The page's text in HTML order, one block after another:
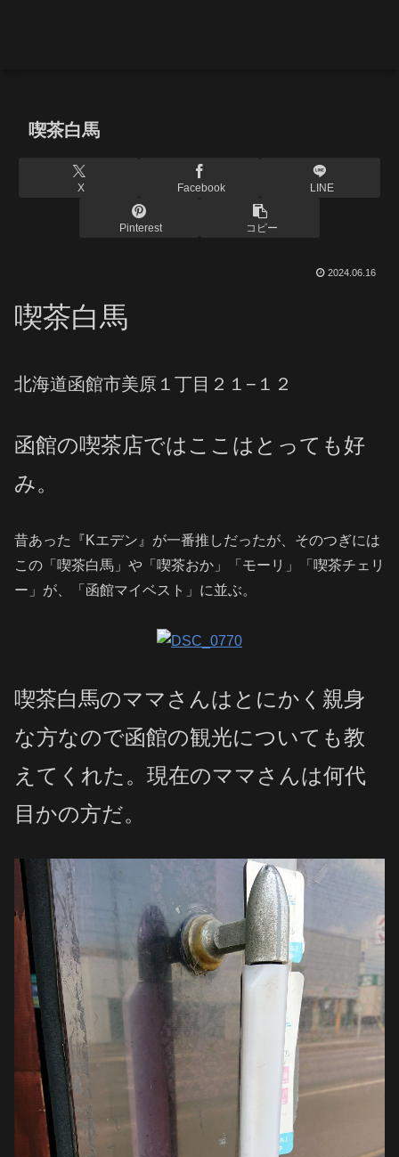
喫茶白馬
X Facebook LINE
Pinterest コピー
2024.06.16
喫茶白馬
北海道函館市美原１丁目２１−１２
函館の喫茶店ではここはとっても好
み。
昔あった『Kエデン』が一番推しだったが、そのつぎには
この「喫茶白馬」や「喫茶おか」「モーリ」「喫茶チェリ
ー」が、「函館マイベスト」に並ぶ。
喫茶白馬のママさんはとにかく親身
な方なので函館の観光についても教
えてくれた。現在のママさんは何代
目かの方だ。